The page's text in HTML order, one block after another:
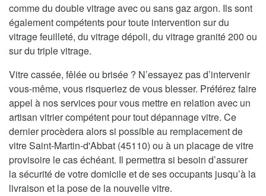
comme du double vitrage avec ou sans gaz argon. Ils sont
également compétents pour toute intervention sur du
vitrage feuilleté, du vitrage dépoli, du vitrage granité 200 ou
sur du triple vitrage.
Vitre cassée, fêlée ou brisée ? N’essayez pas d’intervenir
vous-même, vous risqueriez de vous blesser. Préférez faire
appel à nos services pour vous mettre en relation avec un
artisan vitrier compétent pour tout dépannage vitre. Ce
dernier procèdera alors si possible au remplacement de
vitre Saint-Martin-d'Abbat (45110) ou à un placage de vitre
provisoire le cas échéant. Il permettra si besoin d’assurer
la sécurité de votre domicile et de ses occupants jusqu’à la
livraison et la pose de la nouvelle vitre.